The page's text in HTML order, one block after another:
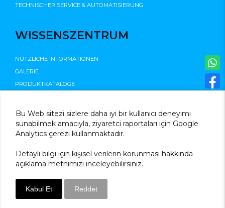
Bu Web sitezi sizlere daha iyi bir kullanıcı deneyimi
sunabilmek amacıyla, ziyaretci raportaları için Google
Analytics çerezi kullanmaktadır.
Detaylı bilgi için kişisel verilerin korunması hakkında
açıklama metnimizi inceleyebilirsiniz.
Kabul Et Reddet
TECHNISCHER SERVICE & AUTOMATISIERUNG
WISSENSZENTRUM
NÜTZLICHE INFORMATIONEN
GALERIE
PRODUKTKATALOGE
©2025